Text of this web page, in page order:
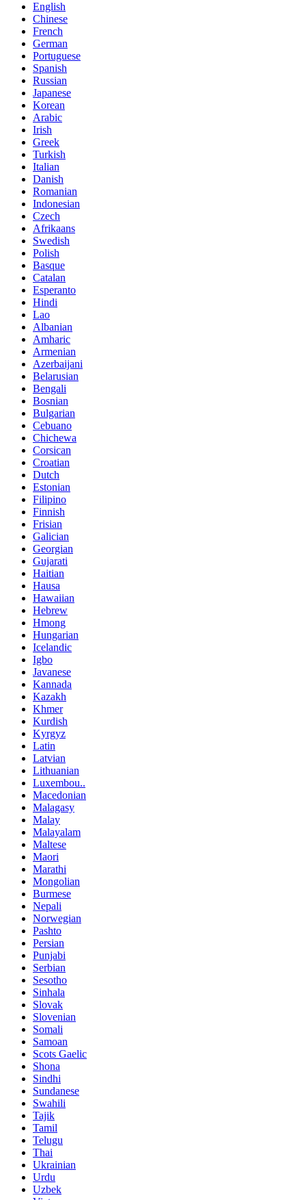
English
Chinese
French
German
Portuguese
Spanish
Russian
Japanese
Korean
Arabic
Irish
Greek
Turkish
Italian
Danish
Romanian
Indonesian
Czech
Afrikaans
Swedish
Polish
Basque
Catalan
Esperanto
Hindi
Lao
Albanian
Amharic
Armenian
Azerbaijani
Belarusian
Bengali
Bosnian
Bulgarian
Cebuano
Chichewa
Corsican
Croatian
Dutch
Estonian
Filipino
Finnish
Frisian
Galician
Georgian
Gujarati
Haitian
Hausa
Hawaiian
Hebrew
Hmong
Hungarian
Icelandic
Igbo
Javanese
Kannada
Kazakh
Khmer
Kurdish
Kyrgyz
Latin
Latvian
Lithuanian
Luxembou..
Macedonian
Malagasy
Malay
Malayalam
Maltese
Maori
Marathi
Mongolian
Burmese
Nepali
Norwegian
Pashto
Persian
Punjabi
Serbian
Sesotho
Sinhala
Slovak
Slovenian
Somali
Samoan
Scots Gaelic
Shona
Sindhi
Sundanese
Swahili
Tajik
Tamil
Telugu
Thai
Ukrainian
Urdu
Uzbek